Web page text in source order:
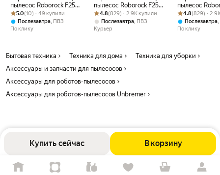
Купить сейчас В корзину
пылесос Roborock F25
ACE Pro (Русская
версия)
Рейтинг товара: 5.0 из 5
Оценок: (10) · 49 купили
5.0(10) · 49 купили
Послезавтра ПВЗ
По клику
пылесос Roborock F25
ACE Combo (Русская
версия)
Рейтинг товара: 4.8 из 5
Оценок: (829) · 2.9K купили
4.8(829) · 2.9K купили
Послезавтра ПВЗ
Курьер
пылесос
ACE
Рейтинг
Оценок: (829)
4.8(829) ·
Послезавтра
По клику
Бытовая техника Техника для дома
Техника для уборки
Аксессуары и запчасти для пылесосов
Аксессуары для роботов-пылесосов
Аксессуары для роботов-пылесосов Unbremer